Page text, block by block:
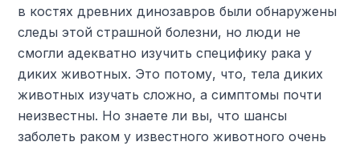
в костях древних динозавров были обнаружены
следы этой страшной болезни, но люди не
смогли адекватно изучить специфику рака у
диких животных. Это потому, что, тела диких
животных изучать сложно, а симптомы почти
неизвестны. Но знаете ли вы, что шансы
заболеть раком у известного животного очень